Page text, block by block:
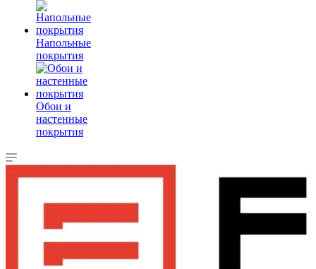
Напольные
покрытия
Обои и
настенные
покрытия